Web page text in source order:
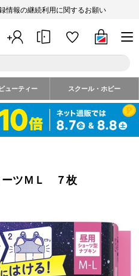
情報の継続利用に関するお願い
ューティー スクール・ホビー
ーツＭＬ ７枚